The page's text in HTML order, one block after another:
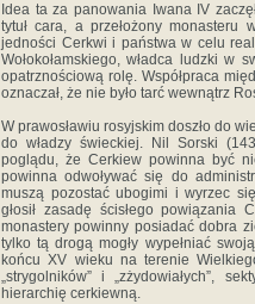
Idea ta za panowania Iwana IV
tytuł cara, a przełożony monasteru
jedności Cerkwi i państwa w celu
Wołokołamskiego, władca ludzki
opatrznościową rolę. Współpraca
oznaczał, że nie było tarć wewnątrz
W prawosławiu rosyjskim doszło do
do władzy świeckiej. Nil Sorski
poglądu, że Cerkiew powinna być
powinna odwoływać się do
muszą pozostać ubogimi i wyrzec
głosił zasadę ścisłego powiązania
monastery powinny posiadać dobra
tylko tą drogą mogły wypełniać
końcu XV wieku na terenie
„strygolników” i „zżydowiałych”,
hierarchię cerkiewną.